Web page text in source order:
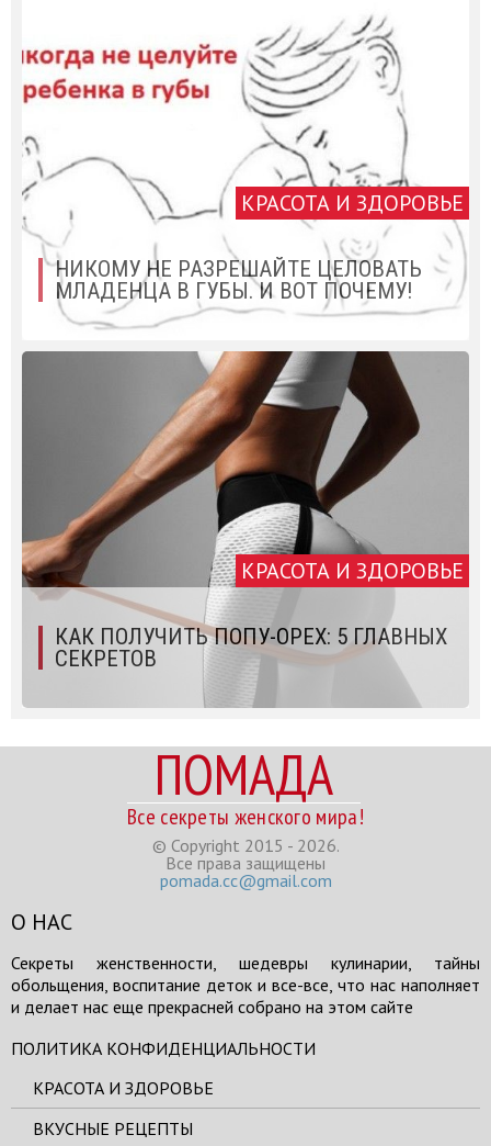
КРАСОТА И ЗДОРОВЬЕ
НИКОМУ НЕ РАЗРЕШАЙТЕ ЦЕЛОВАТЬ
МЛАДЕНЦА В ГУБЫ. И ВОТ ПОЧЕМУ!
КРАСОТА И ЗДОРОВЬЕ
КАК ПОЛУЧИТЬ ПОПУ-ОРЕХ: 5 ГЛАВНЫХ
СЕКРЕТОВ
ПОМАДА
Все секреты женского мира!
© Copyright 2015 - 2026.
Все права защищены
pomada.cc@gmail.com
О НАС
Секреты женственности, шедевры кулинарии, тайны
обольщения, воспитание деток и все-все, что нас наполняет
и делает нас еще прекрасней собрано на этом сайте
ПОЛИТИКА КОНФИДЕНЦИАЛЬНОСТИ
КРАСОТА И ЗДОРОВЬЕ
ВКУСНЫЕ РЕЦЕПТЫ